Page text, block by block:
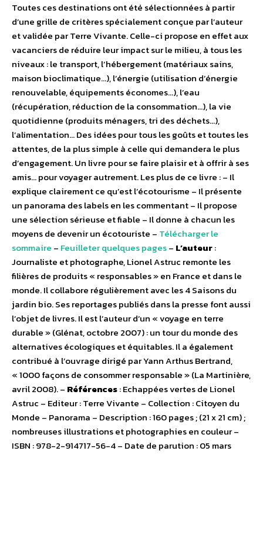
Toutes ces destinations ont été sélectionnées à partir
d’une grille de critères spécialement conçue par l’auteur
et validée par Terre Vivante. Celle-ci propose en effet aux
vacanciers de réduire leur impact sur le milieu, à tous les
niveaux : le transport, l’hébergement (matériaux sains,
maison bioclimatique…), l’énergie (utilisation d’énergie
renouvelable, équipements économes…), l’eau
(récupération, réduction de la consommation…), la vie
quotidienne (produits ménagers, tri des déchets…),
l’alimentation… Des idées pour tous les goûts et toutes les
attentes, de la plus simple à celle qui demandera le plus
d’engagement. Un livre pour se faire plaisir et à offrir à ses
amis… pour voyager autrement. Les plus de ce livre : – Il
explique clairement ce qu’est l’écotourisme – Il présente
un panorama des labels en les commentant – Il propose
une sélection sérieuse et fiable – Il donne à chacun les
moyens de devenir un écotouriste – Télécharger le
sommaire – Feuilleter quelques pages– L’auteur:
Journaliste et photographe, Lionel Astruc remonte les
filières de produits « responsables » en France et dans le
monde. Il collabore régulièrement avec les 4 Saisons du
jardin bio. Ses reportages publiés dans la presse font aussi
l’objet de livres. Il est l’auteur d’un « voyage en terre
durable » (Glénat, octobre 2007) : un tour du monde des
alternatives écologiques et équitables. Il a également
contribué à l’ouvrage dirigé par Yann Arthus Bertrand,
« 1000 façons de consommer responsable » (La Martinière,
avril 2008). – Références: Echappées vertes de Lionel
Astruc – Editeur : Terre Vivante – Collection : Citoyen du
Monde – Panorama – Description : 160 pages ; (21 x 21 cm) ;
nombreuses illustrations et photographies en couleur –
ISBN : 978-2-914717-56-4 – Date de parution : 05 mars